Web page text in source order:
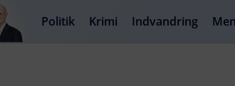
Politik Krimi Indvandring